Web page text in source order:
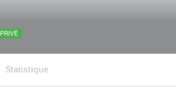
PRIVÉ
Statistique